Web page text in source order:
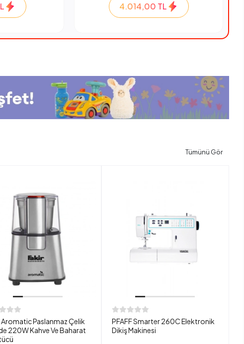
4.014,00 TL
Tümünü Gör
Aromatic Paslanmaz Çelik
220W Kahve Ve Baharat
PFAFF Smarter 260C Elektronik
Dikiş Makinesi